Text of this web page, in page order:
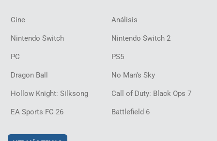
Cine Análisis
Nintendo Switch Nintendo Switch 2
PC PS5
Dragon Ball No Man's Sky
Hollow Knight: Silksong Call of Duty: Black Ops 7
EA Sports FC 26 Battlefield 6